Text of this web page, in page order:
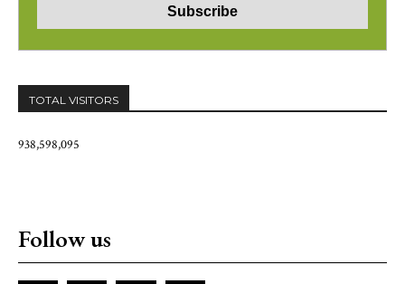
TOTAL VISITORS
938,598,095
Follow us